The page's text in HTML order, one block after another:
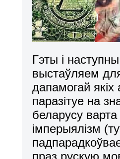
Гэты і
выстаўляем
дапамогай якіх
паразітуе на
беларусу варта
імперыялізм
праз рускую